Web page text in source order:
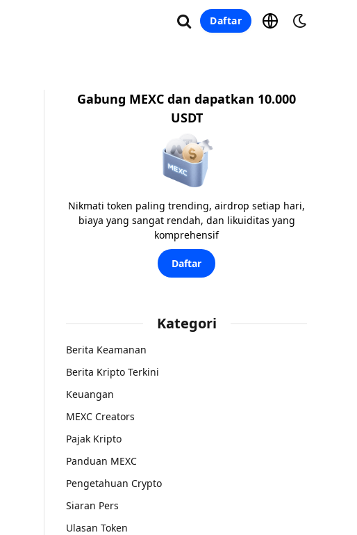
Daftar
Gabung MEXC dan dapatkan 10.000
USDT
Nikmati token paling trending, airdrop setiap hari,
biaya yang sangat rendah, dan likuiditas yang
komprehensif
Daftar
Kategori
Berita Keamanan
Berita Kripto Terkini
Keuangan
MEXC Creators
Pajak Kripto
Panduan MEXC
Pengetahuan Crypto
Siaran Pers
Ulasan Token